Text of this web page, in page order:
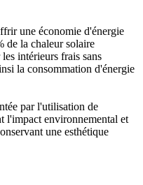
une économie d'énergie
de la chaleur solaire
intérieurs frais sans
la consommation d'énergie
par l'utilisation de
l'impact environnemental et
une esthétique